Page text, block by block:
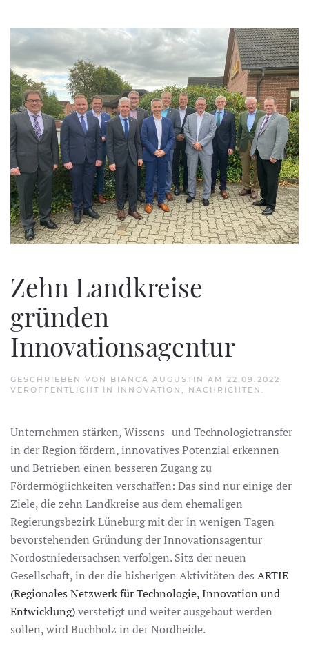
Zum Hauptinhalt springen
Zehn Landkreise
gründen
Innovationsagentur
GESCHRIEBEN VON BIANCA AUGUSTIN AM 22.09.2022
VERÖFFENTLICHT IN INNOVATION NACHRICHTEN
Unternehmen stärken, Wissens- und Technologietransfer
in der Region fördern, innovatives Potenzial erkennen
und Betrieben einen besseren Zugang zu
Fördermöglichkeiten verschaffen: Das sind nur einige der
Ziele, die zehn Landkreise aus dem ehemaligen
Regierungsbezirk Lüneburg mit der in wenigen Tagen
bevorstehenden Gründung der Innovationsagentur
Nordostniedersachsen verfolgen. Sitz der neuen
Gesellschaft, in der die bisherigen Aktivitäten des ARTIE
(Regionales Netzwerk für Technologie, Innovation und
Entwicklung)verstetigt und weiter ausgebaut werden
sollen, wird Buchholz in der Nordheide.